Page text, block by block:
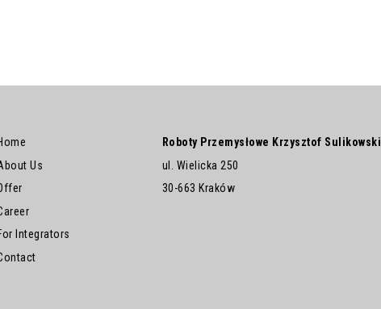
Us
Integrators
Roboty Przemysłowe Krzysztof Sulikowski
ul. Wielicka 250
30-663 Kraków